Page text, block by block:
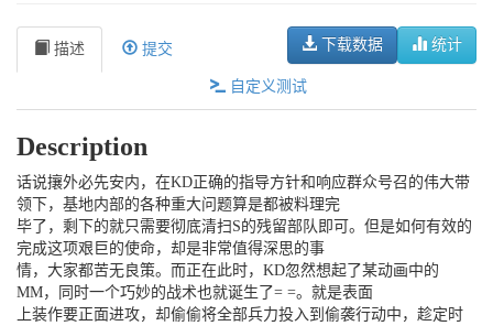
统计
下载数据
描述 提交
自定义测试
Description
话说攘外必先安内，在KD正确的指导方针和响应群众号召的伟大带
领下，基地内部的各种重大问题算是都被料理完
毕了，剩下的就只需要彻底清扫S的残留部队即可。但是如何有效的
完成这项艰巨的使命，却是非常值得深思的事
情，大家都苦无良策。而正在此时，KD忽然想起了某动画中的
MM，同时一个巧妙的战术也就诞生了= =。就是表面
上装作要正面进攻，却偷偷将全部兵力投入到偷袭行动中，趁定时